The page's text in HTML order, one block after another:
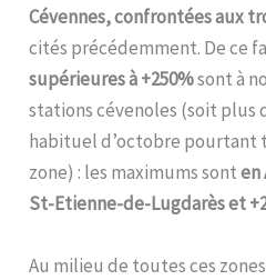
Cévennes, confrontées aux
cités précédemment. De ce
supérieures à +250%sont à
stations cévenoles (soit plus
habituel d’octobre pourtant
zone) : les maximums sonten
St-Etienne-de-Lugdarès et
Au milieu de toutes ces